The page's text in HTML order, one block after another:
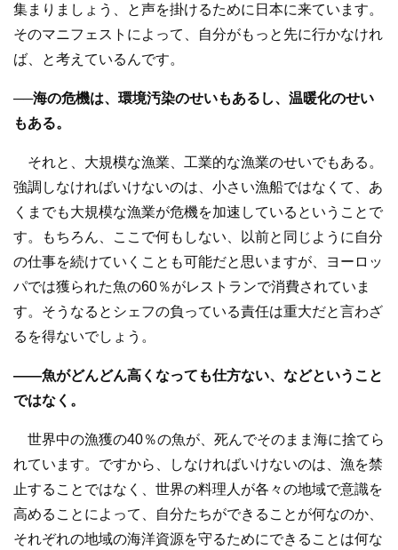
集まりましょう、と声を掛けるために日本に来ています。
そのマニフェストによって、自分がもっと先に行かなけれ
ば、と考えているんです。
──海の危機は、環境汚染のせいもあるし、温暖化のせい
もある。
それと、大規模な漁業、工業的な漁業のせいでもある。
強調しなければいけないのは、小さい漁船ではなくて、あ
くまでも大規模な漁業が危機を加速しているということで
す。もちろん、ここで何もしない、以前と同じように自分
の仕事を続けていくことも可能だと思いますが、ヨーロッ
パでは獲られた魚の60％がレストランで消費されていま
す。そうなるとシェフの負っている責任は重大だと言わざ
るを得ないでしょう。
――魚がどんどん高くなっても仕方ない、などということ
ではなく。
世界中の漁獲の40％の魚が、死んでそのまま海に捨てら
れています。ですから、しなければいけないのは、漁を禁
止することではなく、世界の料理人が各々の地域で意識を
高めることによって、自分たちができることが何なのか、
それぞれの地域の海洋資源を守るためにできることは何な